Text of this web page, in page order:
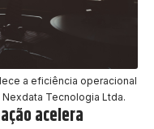
a eficiência operacional
Tecnologia Ltda.
acelera